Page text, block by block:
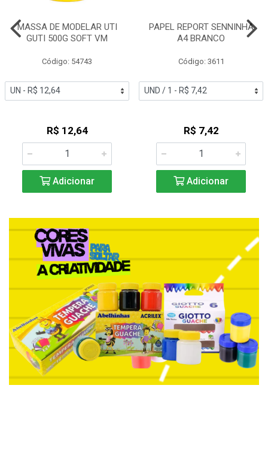
MASSA DE MODELAR UTI
GUTI 500G SOFT VM
Código: 54743
R$ 12,64
Adicionar
PAPEL REPORT SENNINHA
A4 BRANCO
Código: 3611
R$ 7,42
Adicionar